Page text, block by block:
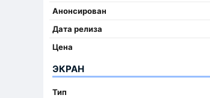
Анонсирован
Дата релиза
Цена
ЭКРАН
Тип